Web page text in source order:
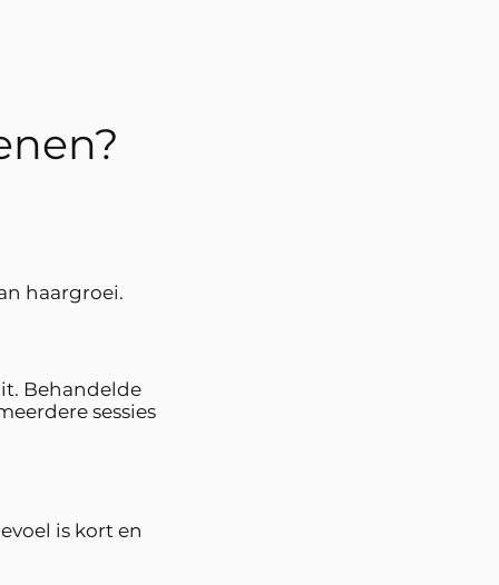
haargroei.
Behandelde
sessies
is kort en